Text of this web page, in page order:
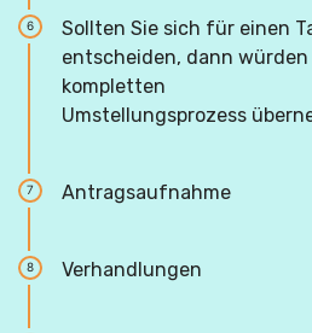
6
Sollten Sie sich für einen
entscheiden, dann
kompletten
Umstellungsprozess
7 Antragsaufnahme
8 Verhandlungen